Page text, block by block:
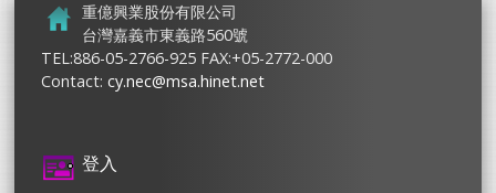
重億興業股份有限公司
台灣嘉義市東義路560號
TEL:886-05-2766-925 FAX:+05-2772-000
Contact:cy.nec@msa.hinet.net
登入